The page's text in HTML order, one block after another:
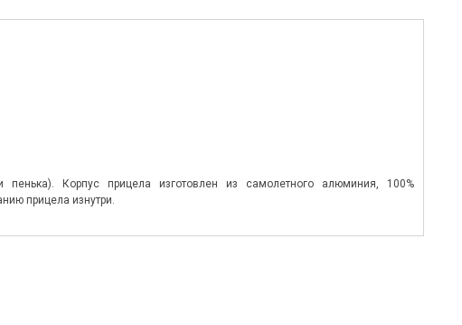
Корпус прицела изготовлен из самолетного алюминия, 100%
прицела изнутри.